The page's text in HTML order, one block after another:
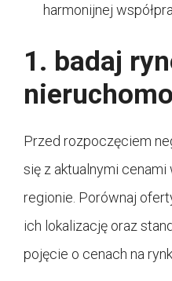
harmonijnej
1. badaj
Przed rozpoczęciem
się z aktualnymi cenami
regionie. Porównaj
ich lokalizację oraz
pojęcie o cenach na